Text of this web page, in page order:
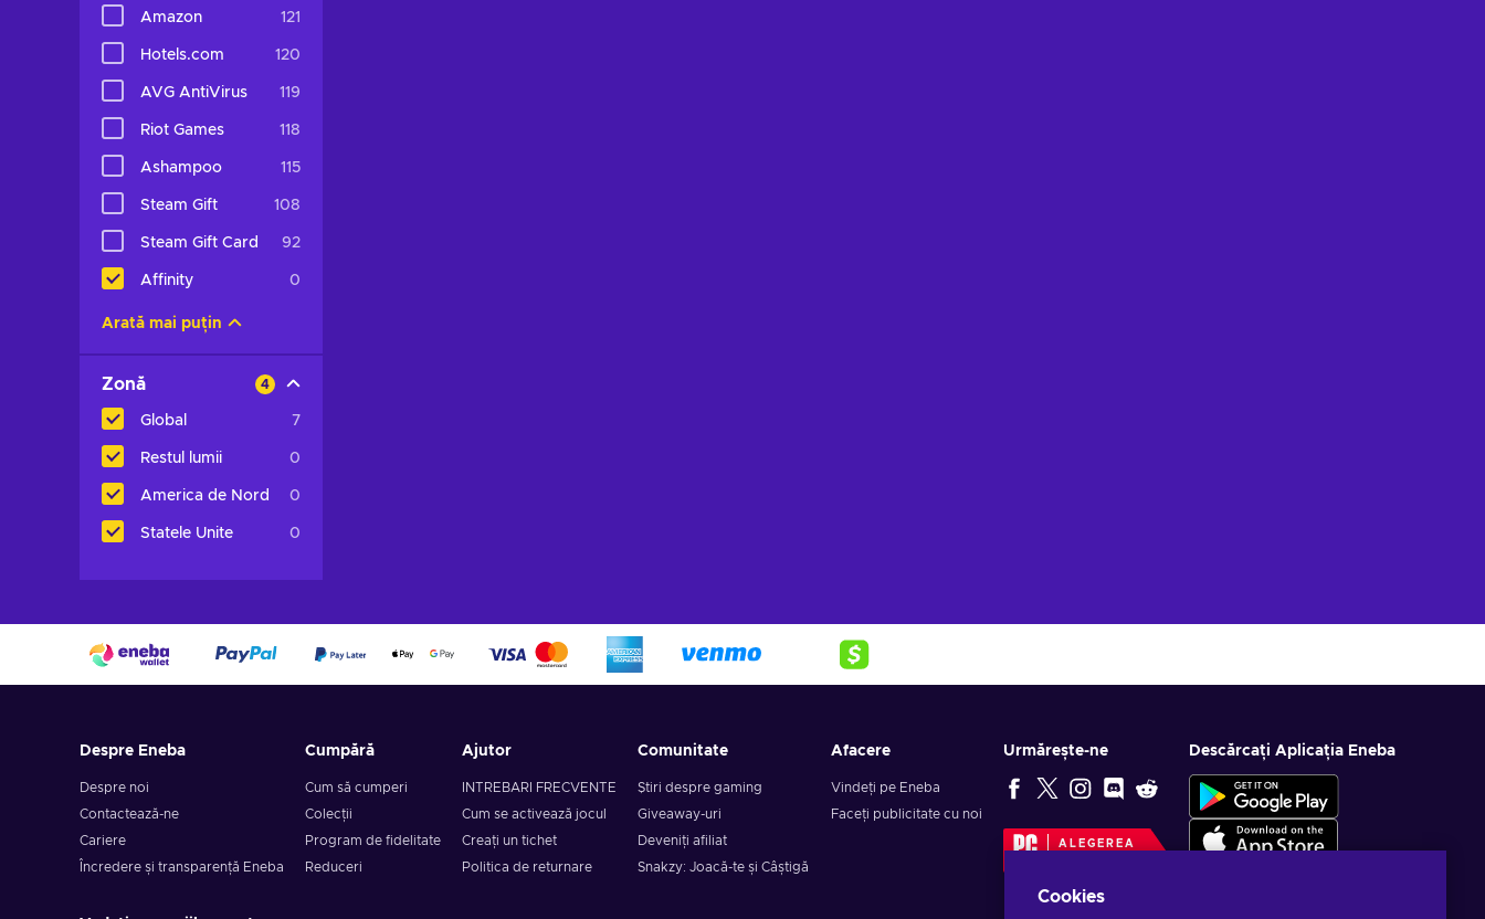
Amazon 121
Hotels.com 120
AVG AntiVirus 119
Riot Games 118
Ashampoo 115
Steam Gift 108
Steam Gift Card 92
Affinity 0
Arată mai puțin
Zonă 4
Global 7
Restul lumii 0
America de Nord 0
Statele Unite 0
Despre Eneba
Despre noi
Contactează-ne
Cariere
Încredere și transparență Eneba
Cumpără
Cum să cumperi
Colecții
Program de fidelitate
Reduceri
Ajutor
INTREBARI FRECVENTE
Cum se activează jocul
Creați un tichet
Politica de returnare
Comunitate
Știri despre gaming
Giveaway-uri
Deveniți afiliat
Snakzy: Joacă-te și Câștigă
Afacere
Vindeți pe Eneba
Faceți publicitate cu noi
Urmărește-ne
ALEGEREA
Descărcați Aplicația Eneba
Cookies